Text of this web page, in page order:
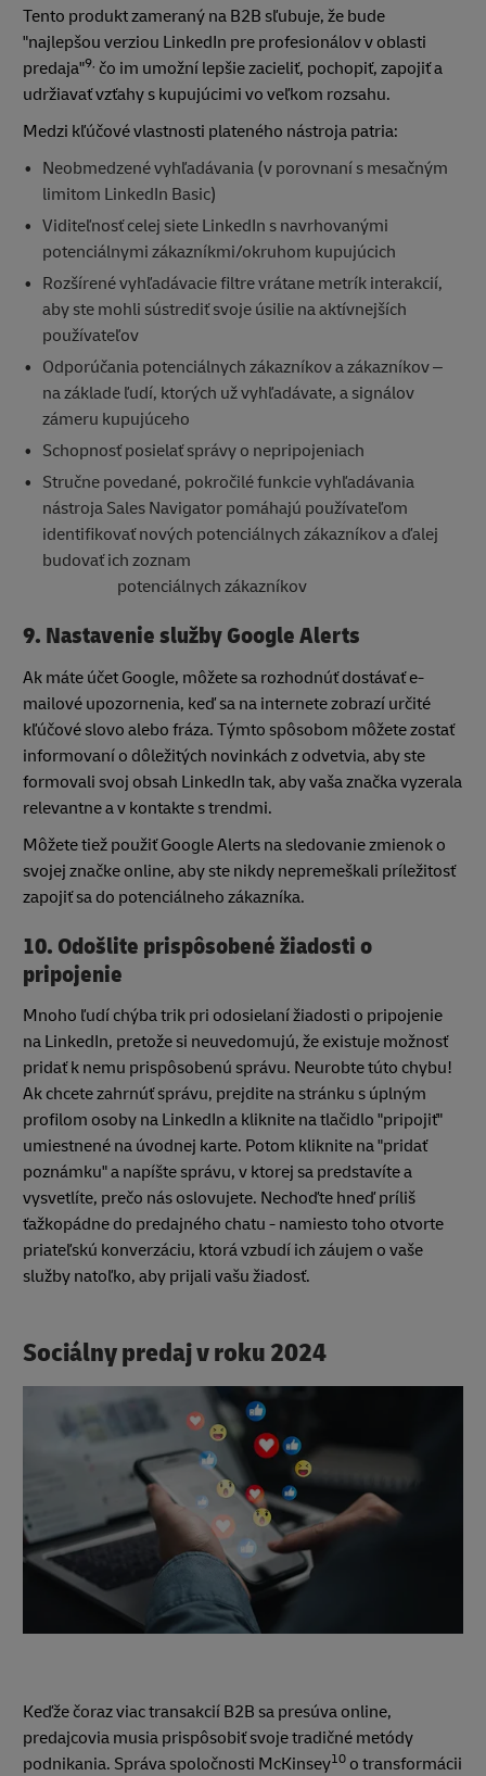
Tento produkt zameraný na B2B sľubuje, že bude
"najlepšou verziou LinkedIn pre profesionálov v oblasti
predaja"9, čo im umožní lepšie zacieliť, pochopiť, zapojiť a
udržiavať vzťahy s kupujúcimi vo veľkom rozsahu.
Medzi kľúčové vlastnosti plateného nástroja patria:
Neobmedzené vyhľadávania (v porovnaní s mesačným
limitom LinkedIn Basic)
Viditeľnosť celej siete LinkedIn s navrhovanými
potenciálnymi zákazníkmi/okruhom kupujúcich
Rozšírené vyhľadávacie filtre vrátane metrík interakcií,
aby ste mohli sústrediť svoje úsilie na aktívnejších
používateľov
Odporúčania potenciálnych zákazníkov a zákazníkov –
na základe ľudí, ktorých už vyhľadávate, a signálov
zámeru kupujúceho
Schopnosť posielať správy o nepripojeniach
Stručne povedané, pokročilé funkcie vyhľadávania
nástroja Sales Navigator pomáhajú používateľom
identifikovať nových potenciálnych zákazníkov a ďalej
budovať ich zoznam
potenciálnych zákazníkov
9. Nastavenie služby Google Alerts
Ak máte účet Google, môžete sa rozhodnúť dostávať e-
mailové upozornenia, keď sa na internete zobrazí určité
kľúčové slovo alebo fráza. Týmto spôsobom môžete zostať
informovaní o dôležitých novinkách z odvetvia, aby ste
formovali svoj obsah LinkedIn tak, aby vaša značka vyzerala
relevantne a v kontakte s trendmi.
Môžete tiež použiť Google Alerts na sledovanie zmienok o
svojej značke online, aby ste nikdy nepremeškali príležitosť
zapojiť sa do potenciálneho zákazníka.
10. Odošlite prispôsobené žiadosti o
pripojenie
Mnoho ľudí chýba trik pri odosielaní žiadosti o pripojenie
na LinkedIn, pretože si neuvedomujú, že existuje možnosť
pridať k nemu prispôsobenú správu. Neurobte túto chybu!
Ak chcete zahrnúť správu, prejdite na stránku s úplným
profilom osoby na LinkedIn a kliknite na tlačidlo "pripojiť"
umiestnené na úvodnej karte. Potom kliknite na "pridať
poznámku" a napíšte správu, v ktorej sa predstavíte a
vysvetlíte, prečo nás oslovujete. Nechoďte hneď príliš
ťažkopádne do predajného chatu - namiesto toho otvorte
priateľskú konverzáciu, ktorá vzbudí ich záujem o vaše
služby natoľko, aby prijali vašu žiadosť.
Sociálny predaj v roku 2024
Keďže čoraz viac transakcií B2B sa presúva online,
predajcovia musia prispôsobiť svoje tradičné metódy
podnikania. Správa spoločnosti McKinsey10 o transformácii